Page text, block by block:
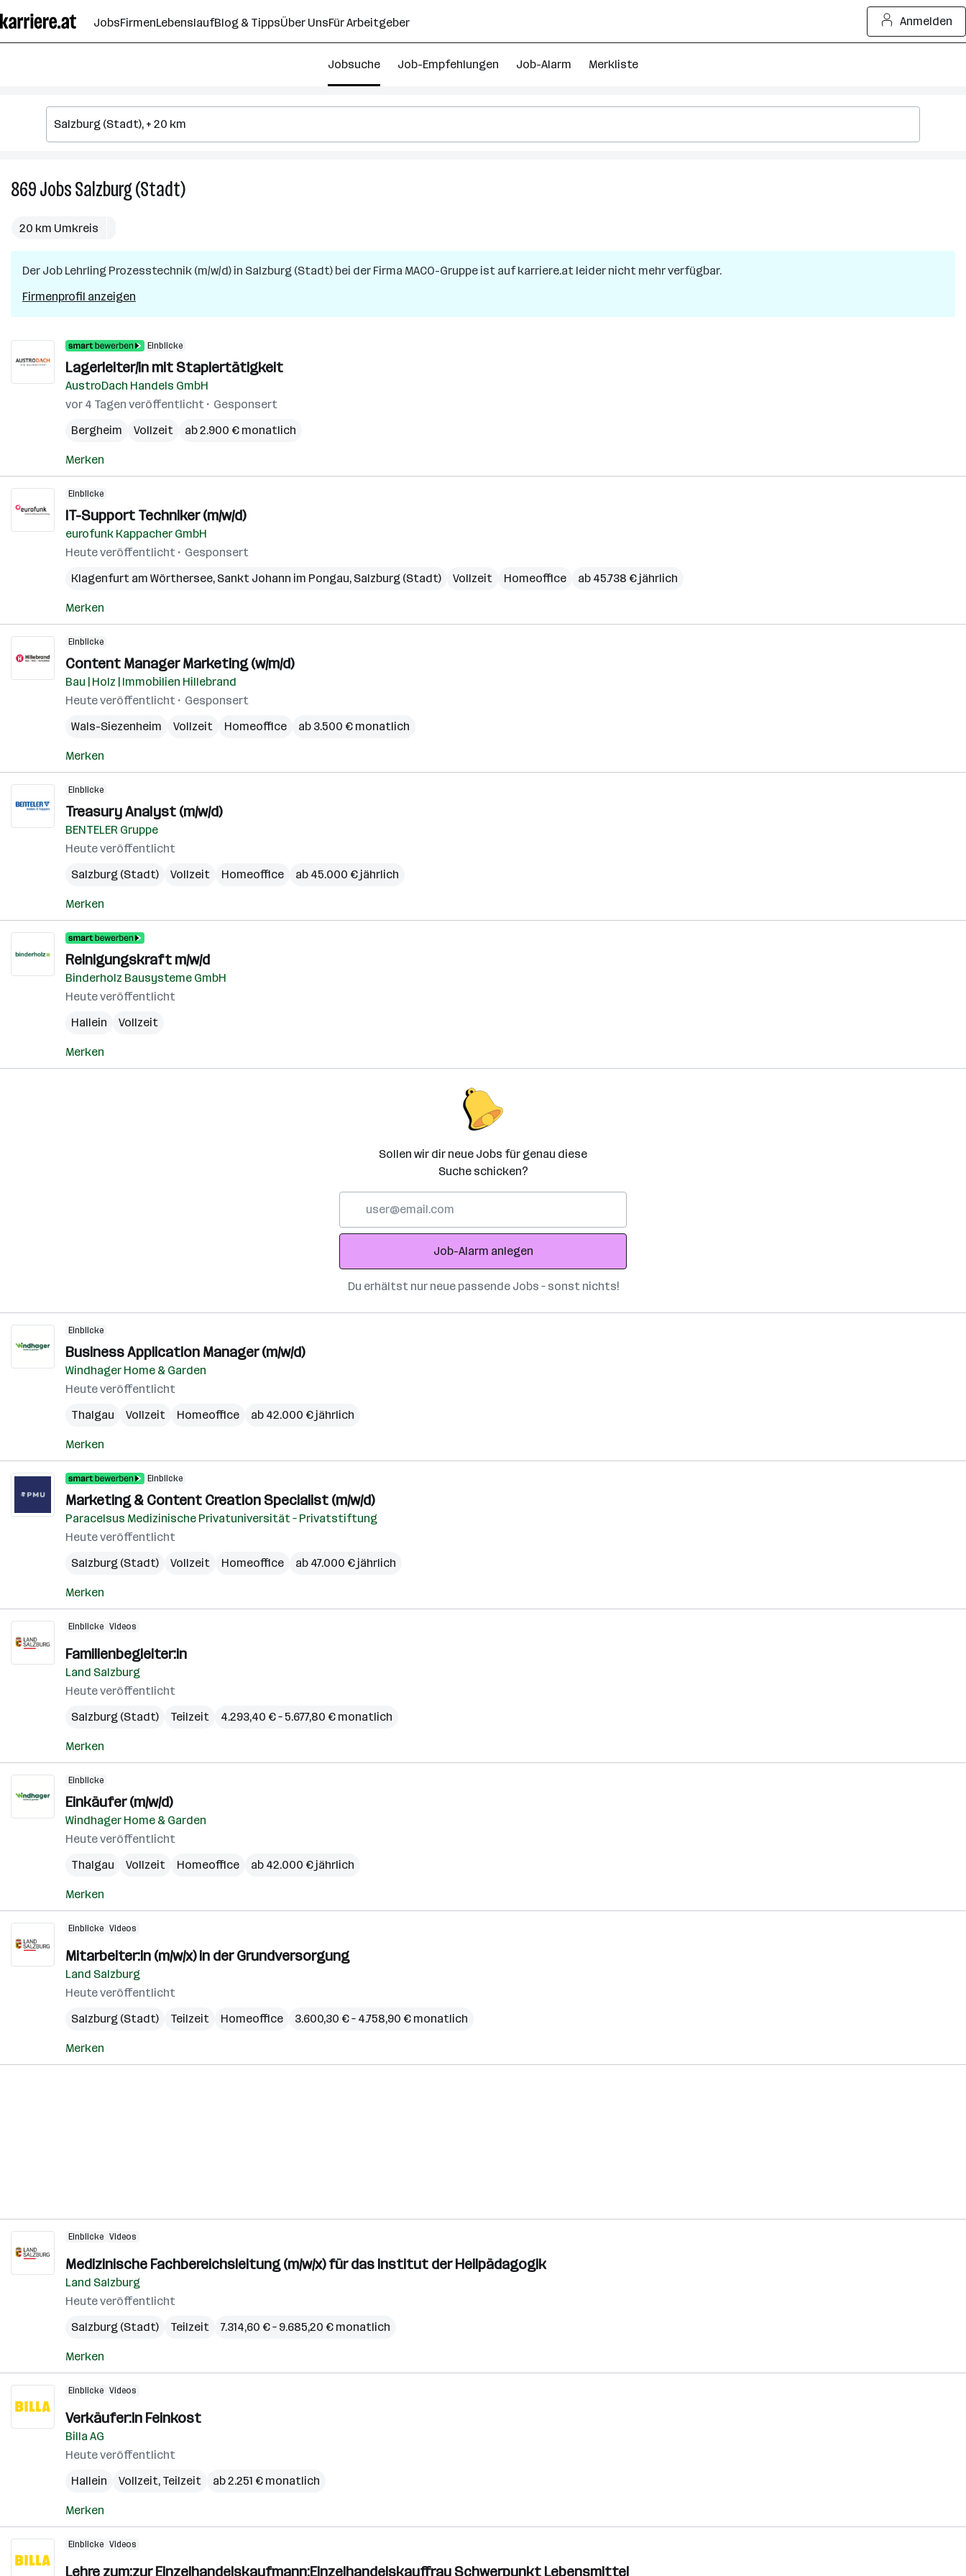
Seiteninhalt
springen
JobsFirmenLebenslaufBlog & TippsÜber UnsFür Arbeitgeber Anmelden
Jobsuche Job-Empfehlungen Job-Alarm Merkliste
869JobsSalzburg (Stadt)869
(Stadt)
20 km Umkreis
Der Job Lehrling Prozesstechnik (m/w/d) in Salzburg (Stadt) bei der Firma MACO-Gruppe ist auf karriere.at leider nicht mehr verfügbar.
Firmenprofil anzeigen
Einblicke
Lagerleiter/in mit Staplertätigkeit
AustroDach Handels GmbH
vor 4 Tagen veröffentlicht
Gesponsert
Bergheim
Vollzeit ab 2.900 € monatlich
Merken
Einblicke
IT-Support Techniker (m/w/d)
eurofunk Kappacher GmbH
Heute veröffentlicht
Gesponsert
Klagenfurt am Wörthersee, Sankt Johann im Pongau, Salzburg (Stadt) Vollzeit Homeoffice ab 45.738 € jährlich
Merken
Einblicke
Content Manager Marketing (w/m/d)
Bau | Holz | Immobilien Hillebrand
Heute veröffentlicht
Gesponsert
Wals-Siezenheim
Vollzeit Homeoffice ab 3.500 € monatlich
Merken
Einblicke
Treasury Analyst (m/w/d)
BENTELER Gruppe
Heute veröffentlicht
Salzburg (Stadt)
Vollzeit Homeoffice ab 45.000 € jährlich
Merken
Reinigungskraft m/w/d
Binderholz Bausysteme GmbH
Heute veröffentlicht
Hallein
Vollzeit
Merken
Sollen wir dir neue Jobs für genau diese
Suche schicken?
Adresse
Job-Alarm anlegen
Du erhältst nur neue passende Jobs – sonst nichts!
Einblicke
Business Application Manager (m/w/d)
Windhager Home & Garden
Heute veröffentlicht
Thalgau
Vollzeit Homeoffice ab 42.000 € jährlich
Merken
Einblicke
Marketing & Content Creation Specialist (m/w/d)
Paracelsus Medizinische Privatuniversität – Privatstiftung
Heute veröffentlicht
Salzburg (Stadt)
Vollzeit Homeoffice ab 47.000 € jährlich
Merken
Einblicke Videos
Familienbegleiter:in
Land Salzburg
Heute veröffentlicht
Salzburg (Stadt)
Teilzeit 4.293,40 € – 5.677,80 € monatlich
Merken
Einblicke
Einkäufer (m/w/d)
Windhager Home & Garden
Heute veröffentlicht
Thalgau
Vollzeit Homeoffice ab 42.000 € jährlich
Merken
Einblicke Videos
Mitarbeiter:in (m/w/x) in der Grundversorgung
Land Salzburg
Heute veröffentlicht
Salzburg (Stadt)
Teilzeit Homeoffice 3.600,30 € – 4.758,90 € monatlich
Merken
Einblicke Videos
Medizinische Fachbereichsleitung (m/w/x) für das Institut der Heilpädagogik
Land Salzburg
Heute veröffentlicht
Salzburg (Stadt)
Teilzeit 7.314,60 € – 9.685,20 € monatlich
Merken
Einblicke Videos
Verkäufer:in Feinkost
Billa AG
Heute veröffentlicht
Hallein
Vollzeit, Teilzeit ab 2.251 € monatlich
Merken
Einblicke Videos
Lehre zum:zur Einzelhandelskaufmann:Einzelhandelskauffrau Schwerpunkt Lebensmittel